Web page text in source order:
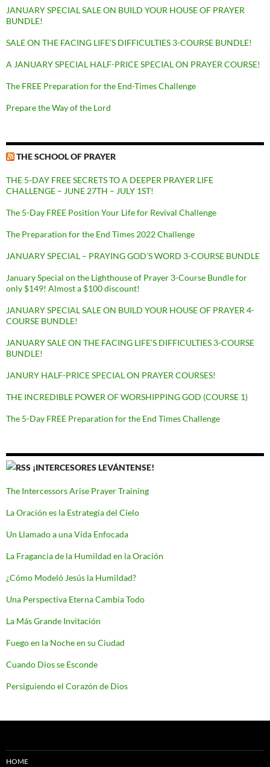
JANUARY SPECIAL SALE ON BUILD YOUR HOUSE OF PRAYER
BUNDLE!
SALE ON THE FACING LIFE’S DIFFICULTIES 3-COURSE BUNDLE!
A JANUARY SPECIAL HALF-PRICE SPECIAL ON PRAYER COURSE!
The FREE Preparation for the End-Times Challenge
Prepare the Way of the Lord
THE SCHOOL OF PRAYER
THE 5-DAY FREE SECRETS TO A DEEPER PRAYER LIFE
CHALLENGE – JUNE 27TH – JULY 1ST!
The 5-Day FREE Position Your Life for Revival Challenge
The Preparation for the End Times 2022 Challenge
JANUARY SPECIAL – PRAYING GOD’S WORD 3-COURSE BUNDLE
January Special on the Lighthouse of Prayer 3-Course Bundle for
only $149! Almost a $100 discount!
JANUARY SPECIAL SALE ON BUILD YOUR HOUSE OF PRAYER 4-
COURSE BUNDLE!
JANUARY SALE ON THE FACING LIFE’S DIFFICULTIES 3-COURSE
BUNDLE!
JANURY HALF-PRICE SPECIAL ON PRAYER COURSES!
THE INCREDIBLE POWER OF WORSHIPPING GOD (COURSE 1)
The 5-Day FREE Preparation for the End Times Challenge
¡INTERCESORES LEVÁNTENSE!
The Intercessors Arise Prayer Training
La Oración es la Estrategia del Cielo
Un Llamado a una Vida Enfocada
La Fragancia de la Humildad en la Oración
¿Cómo Modeló Jesús la Humildad?
Una Perspectiva Eterna Cambia Todo
La Más Grande Invitación
Fuego en la Noche en su Ciudad
Cuando Dios se Esconde
Persiguiendo el Corazón de Dios
HOME